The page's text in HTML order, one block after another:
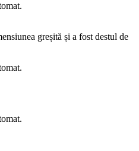
greșită și a fost destul de